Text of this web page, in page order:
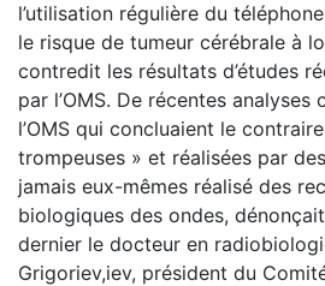
l’utilisation régulière du
le risque de tumeur cérébrale à
contredit les résultats d’études
par l’OMS. De récentes analyses
l’OMS qui concluaient le
trompeuses » et réalisées par
jamais eux-mêmes réalisé des
biologiques des ondes,
dernier le docteur en
Grigoriev,iev, président du